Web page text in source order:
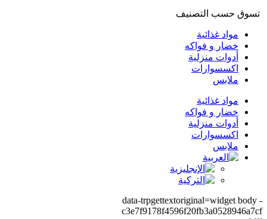
تسوق حسب التصنيف
مواد غذائية
خضار و فواكه
أدوات منزلية
اكسسوارات
ملابس
مواد غذائية
خضار و فواكه
أدوات منزلية
اكسسوارات
ملابس
data-trpgettextoriginal=widget body -
c3e7f9178f4596f20fb3a0528946a7cf